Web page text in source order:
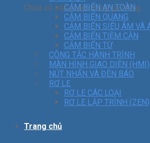
Chưa có sản phẩm trong giỏ hàng.
CẢM BIẾN AN TOÀN
CẢM BIẾN QUANG
CẢM BIẾN SIÊU ÂM VÀ
CẢM BIẾN TIỆM CẬN
CẢM BIẾN TỪ
CÔNG TẮC HÀNH TRÌNH
MÀN HÌNH GIAO DIỆN (HMI)
NÚT NHẤN VÀ ĐÈN BÁO
RƠ LE
RƠ LE CÁC LOẠI
RƠ LE LẬP TRÌNH (ZEN)
Trang chủ